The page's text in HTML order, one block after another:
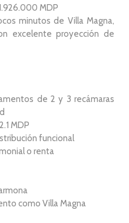
MDP
minutos de Villa Magna,
excelente proyección de
de 2 y 3 recámaras
MDP
funcional
o renta
como Villa Magna